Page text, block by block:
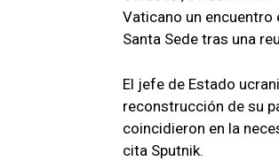
Vaticano un encuentro
Santa Sede tras una
El jefe de Estado
reconstrucción de su
coincidieron en la
cita Sputnik.